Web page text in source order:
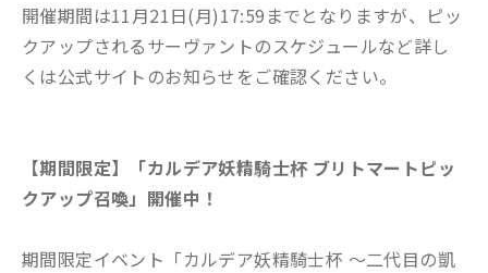
開催期間は11月21日(月)17:59までとなりますが、ピッ
クアップされるサーヴァントのスケジュールなど詳し
くは公式サイトのお知らせをご確認ください。
【期間限定】「カルデア妖精騎士杯 ブリトマートピッ
クアップ召喚」開催中！
期間限定イベント「カルデア妖精騎士杯 ～二代目の凱